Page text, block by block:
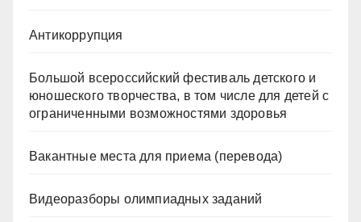
Антикоррупция
Большой всероссийский фестиваль детского и
юношеского творчества, в том числе для детей с
ограниченными возможностями здоровья
Вакантные места для приема (перевода)
Видеоразборы олимпиадных заданий